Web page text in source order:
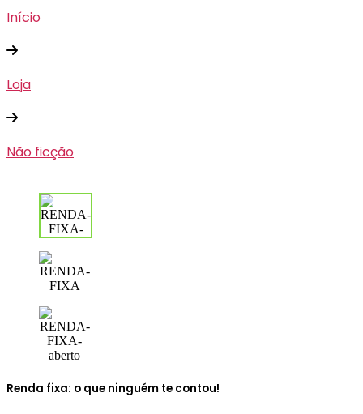
Início
Loja
Não ficção
Renda fixa: o que ninguém te contou!